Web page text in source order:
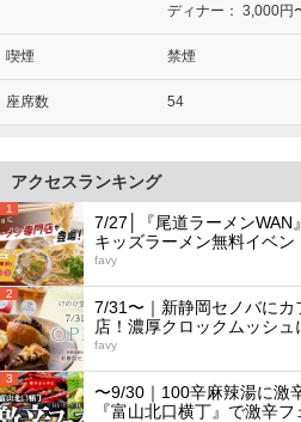
ディナー： 3,000円
喫煙 禁煙
座席数 54
アクセスランキング
1
7/27│『尾道ラーメンWAN
キッズラーメン無料イベン
favy
2
7/31〜｜新静岡セノバにカ
店！濃厚クロックムッシュ
favy
3
〜9/30｜100辛麻辣湯に激
『富山北口横丁』で激辛